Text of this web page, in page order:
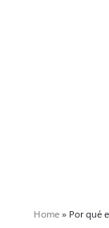
Home» Por qué